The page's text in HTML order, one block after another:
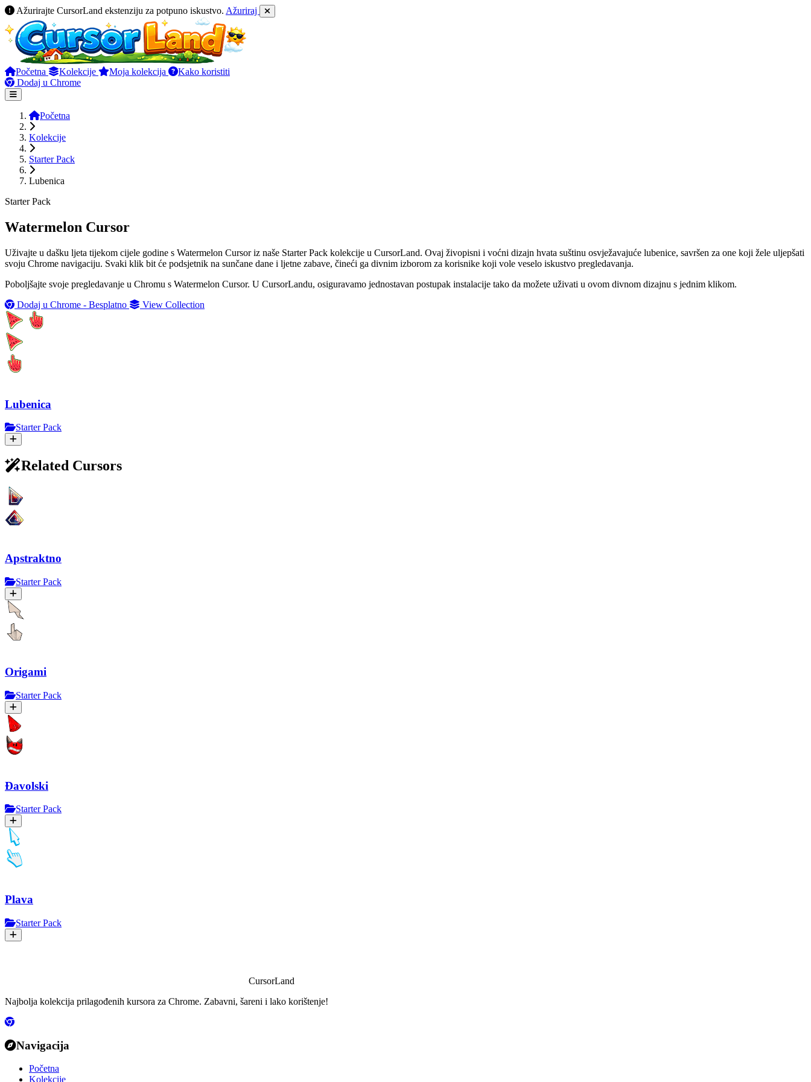
Ažurirajte CursorLand ekstenziju za potpuno iskustvo. Ažuriraj
Početna Kolekcije Moja kolekcija
Kako koristiti
Dodaj u Chrome
Početna
Kolekcije
Starter Pack
Lubenica
Starter Pack
Watermelon Cursor
Uživajte u dašku ljeta tijekom cijele godine s Watermelon Cursor iz naše Starter Pack kolekcije u CursorLand. Ovaj živopisni i voćni dizajn hvata suštinu osvježavajuće lubenice, savršen za one koji žele uljepšati
svoju Chrome navigaciju. Svaki klik bit će podsjetnik na sunčane dane i ljetne zabave, čineći ga divnim izborom za korisnike koji vole veselo iskustvo pregledavanja.
Poboljšajte svoje pregledavanje u Chromu s Watermelon Cursor. U CursorLandu, osiguravamo jednostavan postupak instalacije tako da možete uživati u ovom divnom dizajnu s jednim klikom.
Dodaj u Chrome - Besplatno
View Collection
Lubenica
Starter Pack
Related Cursors
Apstraktno
Starter Pack
Origami
Starter Pack
Đavolski
Starter Pack
Plava
Starter Pack
CursorLand
Najbolja kolekcija prilagođenih kursora za Chrome. Zabavni, šareni i lako korištenje!
Navigacija
Početna
Kolekcije